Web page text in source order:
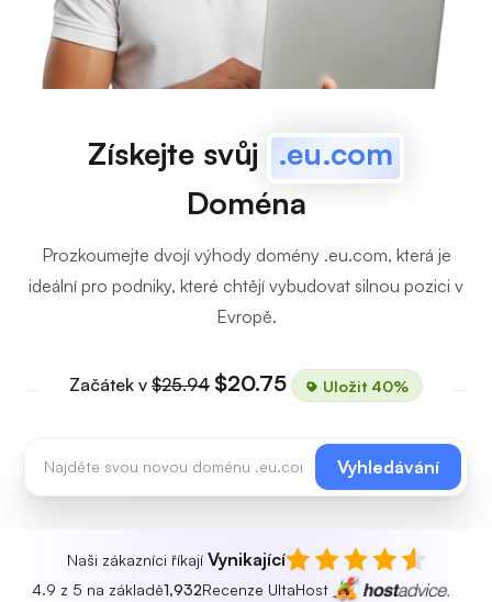
Získejte svůj .eu.com
Doména
Prozkoumejte dvojí výhody domény .eu.com, která je
ideální pro podniky, které chtějí vybudovat silnou pozici v
Evropě.
Začátek v $25.94 $20.75 Uložit 40%
Vyhledávání
Naši zákazníci říkají Vynikající
4.9 z 5 na základě1,932Recenze UltaHost